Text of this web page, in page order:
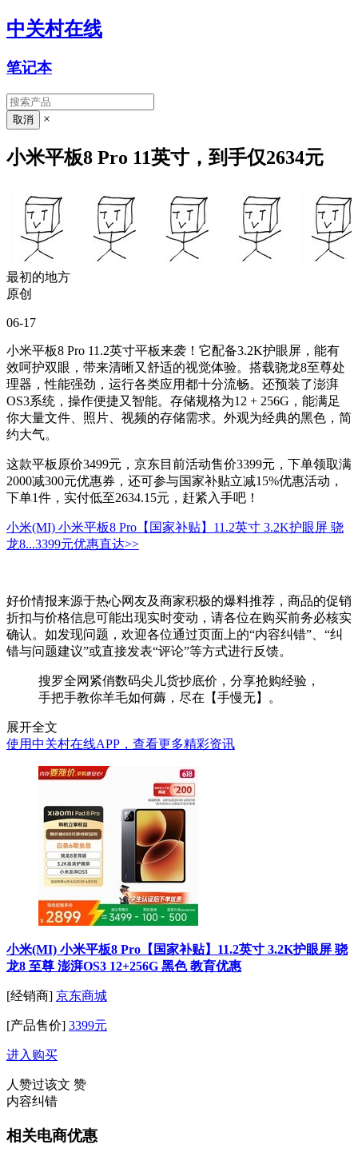
中关村在线
笔记本
×
小米平板8 Pro 11英寸，到手仅2634元
最初的地方
原创
06-17
小米平板8 Pro 11.2英寸平板来袭！它配备3.2K护眼屏，能有
效呵护双眼，带来清晰又舒适的视觉体验。搭载骁龙8至尊处
理器，性能强劲，运行各类应用都十分流畅。还预装了澎湃
OS3系统，操作便捷又智能。存储规格为12 + 256G，能满足
你大量文件、照片、视频的存储需求。外观为经典的黑色，简
约大气。
这款平板原价3499元，京东目前活动售价3399元，下单领取满
2000减300元优惠券，还可参与国家补贴立减15%优惠活动，
下单1件，实付低至2634.15元，赶紧入手吧！
小米(MI) 小米平板8 Pro【国家补贴】11.2英寸 3.2K护眼屏 骁
龙8...3399元优惠直达>>
好价情报来源于热心网友及商家积极的爆料推荐，商品的促销
折扣与价格信息可能出现实时变动，请各位在购买前务必核实
确认。如发现问题，欢迎各位通过页面上的“内容纠错”、“纠
错与问题建议”或直接发表“评论”等方式进行反馈。
搜罗全网紧俏数码尖儿货抄底价，分享抢购经验，
手把手教你羊毛如何薅，尽在【手慢无】。
展开全文
使用中关村在线APP，查看更多精彩资讯
小米(MI) 小米平板8 Pro【国家补贴】11.2英寸 3.2K护眼屏 骁
龙8 至尊 澎湃OS3 12+256G 黑色 教育优惠
[经销商] 京东商城
[产品售价] 3399元
进入购买
人赞过该文 赞
内容纠错
相关电商优惠